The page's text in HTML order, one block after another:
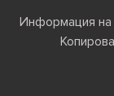
Информация на